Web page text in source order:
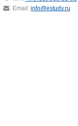
Email: info@estudy.ru